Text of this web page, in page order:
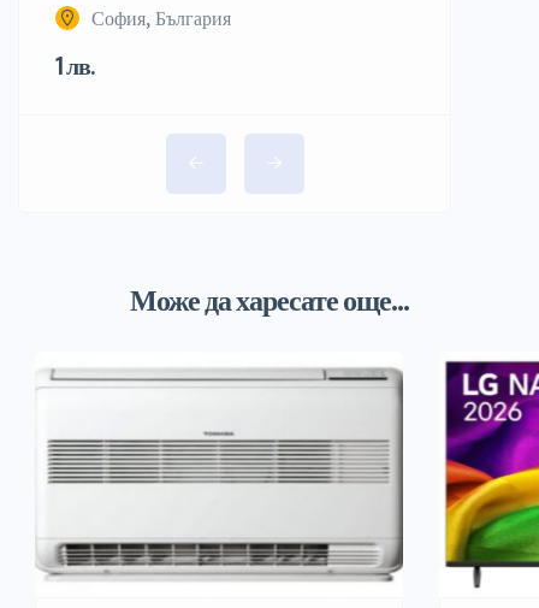
София, България
1 лв.
Може да харесате още...